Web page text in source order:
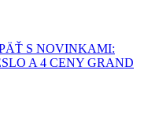
S NOVINKAMI:
A 4 CENY GRAND